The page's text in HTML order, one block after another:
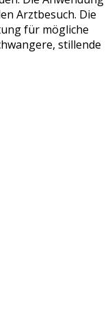
Arztbesuch. Die
für mögliche
stillende